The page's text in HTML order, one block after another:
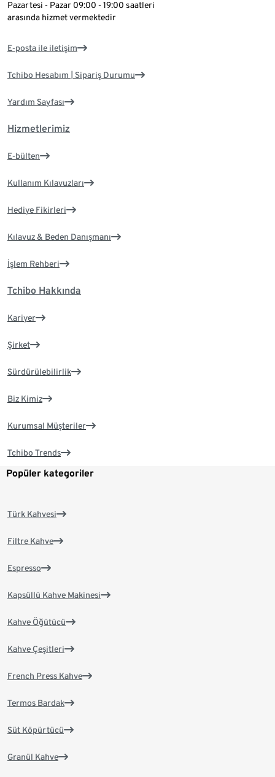
Pazartesi - Pazar 09:00 - 19:00 saatleri
arasında hizmet vermektedir
E-posta ile iletişim
Tchibo Hesabım | Sipariş Durumu
Yardım Sayfası
Hizmetlerimiz
E-bülten
Kullanım Kılavuzları
Hediye Fikirleri
Kılavuz & Beden Danışmanı
İşlem Rehberi
Tchibo Hakkında
Kariyer
Şirket
Sürdürülebilirlik
Biz Kimiz
Kurumsal Müşteriler
Tchibo Trends
Popüler kategoriler
Türk Kahvesi
Filtre Kahve
Espresso
Kapsüllü Kahve Makinesi
Kahve Öğütücü
Kahve Çeşitleri
French Press Kahve
Termos Bardak
Süt Köpürtücü
Granül Kahve